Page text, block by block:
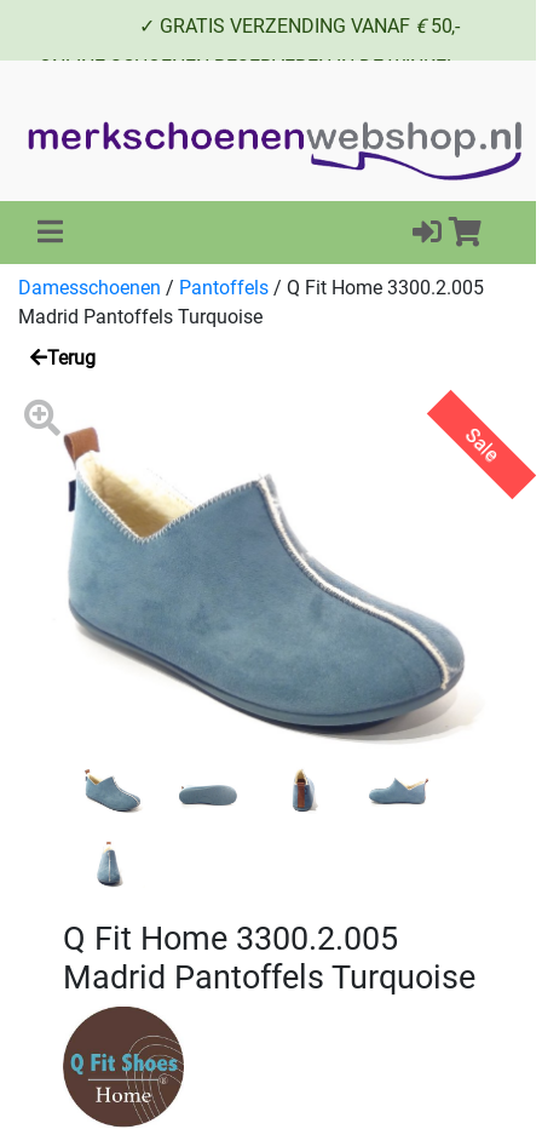
✓ GRATIS VERZENDING VANAF €50,-
✓ ONLINE SCHOENEN RESERVEREN IN DE WINKEL
Damesschoenen / Pantoffels / Q Fit Home 3300.2.005
Madrid Pantoffels Turquoise
Terug
Sale
Q Fit Home 3300.2.005
Madrid Pantoffels Turquoise